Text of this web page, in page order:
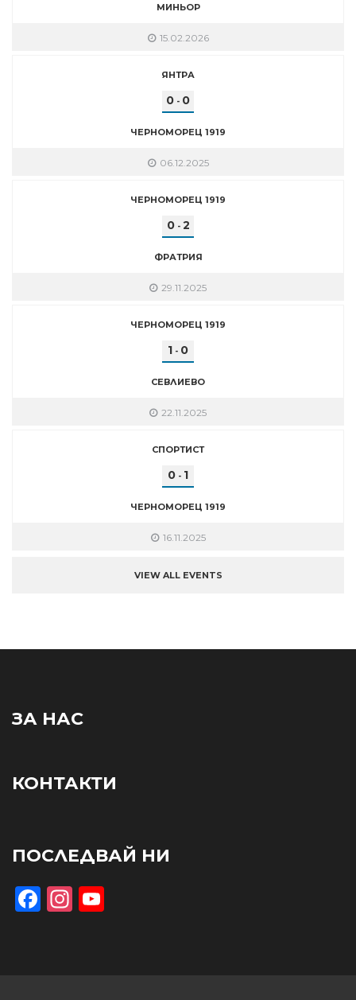
МИНЬОР
15.02.2026
ЯНТРА
0 - 0
ЧЕРНОМОРЕЦ 1919
06.12.2025
ЧЕРНОМОРЕЦ 1919
0- 2
ФРАТРИЯ
29.11.2025
ЧЕРНОМОРЕЦ 1919
1 - 0
СЕВЛИЕВО
22.11.2025
СПОРТИСТ
0 - 1
ЧЕРНОМОРЕЦ 1919
16.11.2025
VIEW ALL EVENTS
ЗА НАС
КОНТАКТИ
ПОСЛЕДВАЙ НИ
Facebook
Instagram